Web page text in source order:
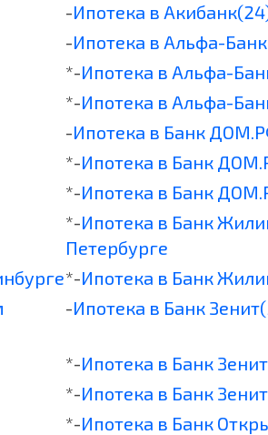
-Ипотека в
-Ипотека в Альфа-
*-Ипотека в Альфа-
*-Ипотека в Альфа-
-Ипотека в Банк
*-Ипотека в Банк
*-Ипотека в Банк
*-Ипотека в Банк
Петербурге
*-Ипотека в Банк
-Ипотека в Банк
*-Ипотека в Банк
*-Ипотека в Банк
*-Ипотека в Банк